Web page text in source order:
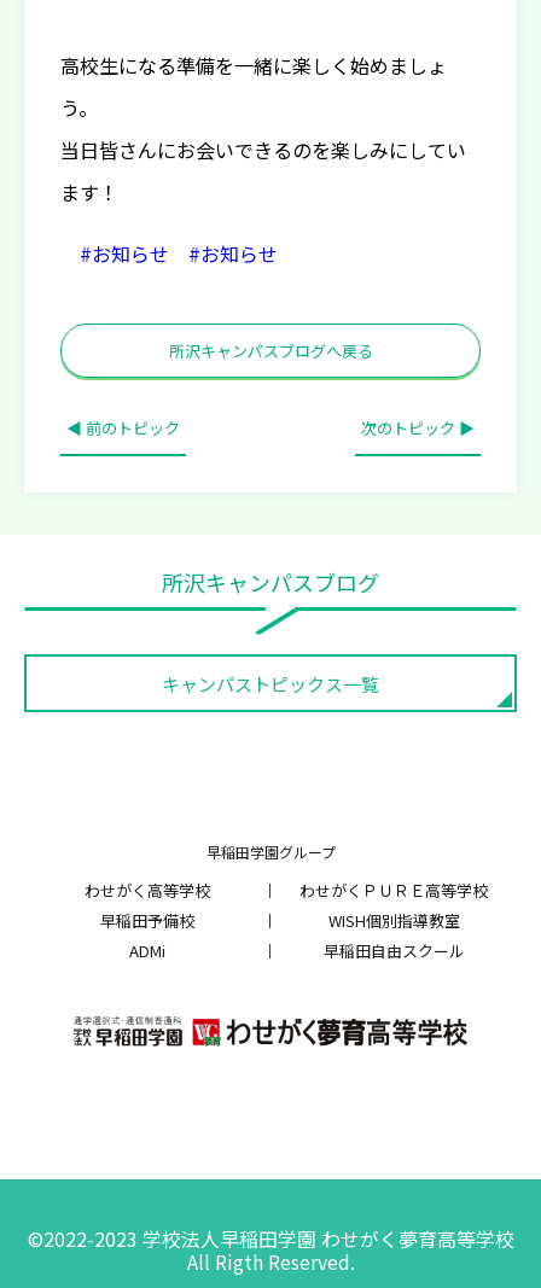
高校生になる準備を一緒に楽しく始めましょ
う。
当日皆さんにお会いできるのを楽しみにしてい
ます！
#お知らせ #お知らせ
所沢キャンパスブログへ戻る
◀ 前のトピック 次のトピック ▶
所沢キャンパスブログ
キャンパストピックス一覧
早稲田学園グループ
わせがく高等学校
わせがくＰＵＲＥ高等学校
早稲田予備校
WISH個別指導教室
ADMi
早稲田自由スクール
©2022-2023 学校法人早稲田学園 わせがく夢育高等学校
All Rigth Reserved.